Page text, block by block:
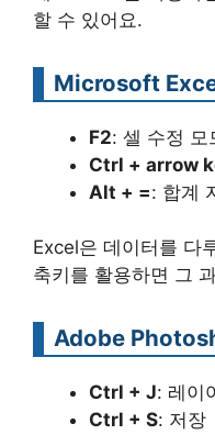
할 수 있어요.
Microsoft
F2: 셀 수정 모
Ctrl + arrow
Alt + =: 합계
Excel은 데이터를 다
축키를 활용하면 그
Adobe
Ctrl + J: 레이
Ctrl + S: 저장